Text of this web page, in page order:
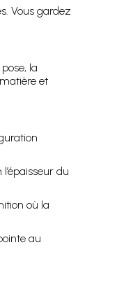
Vous gardez
la
et
du
où la
au